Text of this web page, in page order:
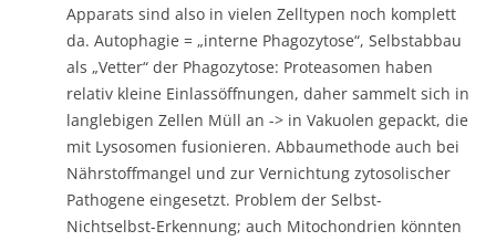
Apparats sind also in vielen Zelltypen noch komplett
da. Autophagie = „interne Phagozytose“, Selbstabbau
als „Vetter“ der Phagozytose: Proteasomen haben
relativ kleine Einlassöffnungen, daher sammelt sich in
langlebigen Zellen Müll an -> in Vakuolen gepackt, die
mit Lysosomen fusionieren. Abbaumethode auch bei
Nährstoffmangel und zur Vernichtung zytosolischer
Pathogene eingesetzt. Problem der Selbst-
Nichtselbst-Erkennung; auch Mitochondrien könnten